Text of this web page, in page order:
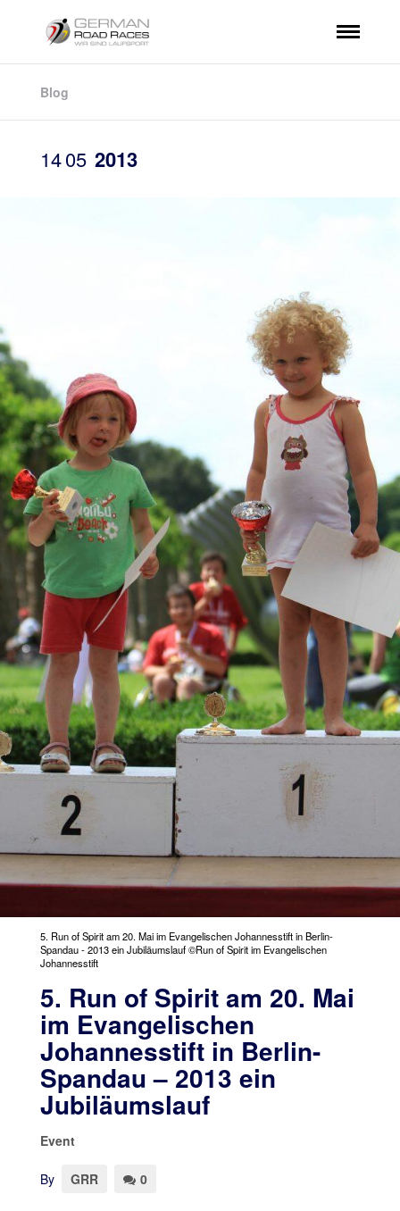
Blog
1405 2013
5. Run of Spirit am 20. Mai im Evangelischen Johannesstift in Berlin-
Spandau - 2013 ein Jubiläumslauf ©Run of Spirit im Evangelischen
Johannesstift
5. Run of Spirit am 20. Mai
im Evangelischen
Johannesstift in Berlin-
Spandau – 2013 ein
Jubiläumslauf
Event
By GRR 0